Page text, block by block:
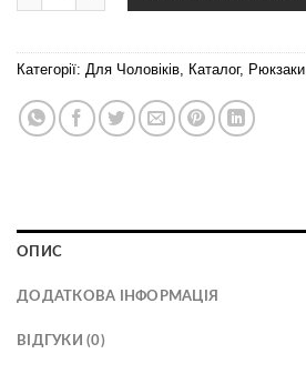
Категорії: Для Чоловіків Каталог, Рюкзаки
ОПИС
ДОДАТКОВА ІНФОРМАЦІЯ
ВІДГУКИ (0)